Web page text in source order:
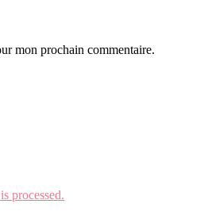
mon prochain commentaire.
processed.